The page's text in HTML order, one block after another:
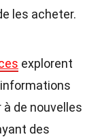
les acheter.
explorent
de nouvelles
des